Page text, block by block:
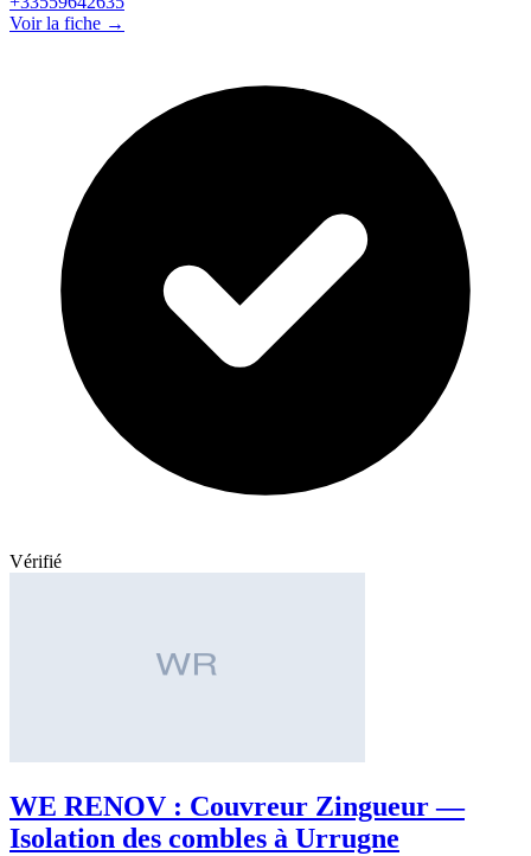
Voir la fiche →
Vérifié
WE RENOV : Couvreur Zingueur —
Isolation des combles à Urrugne